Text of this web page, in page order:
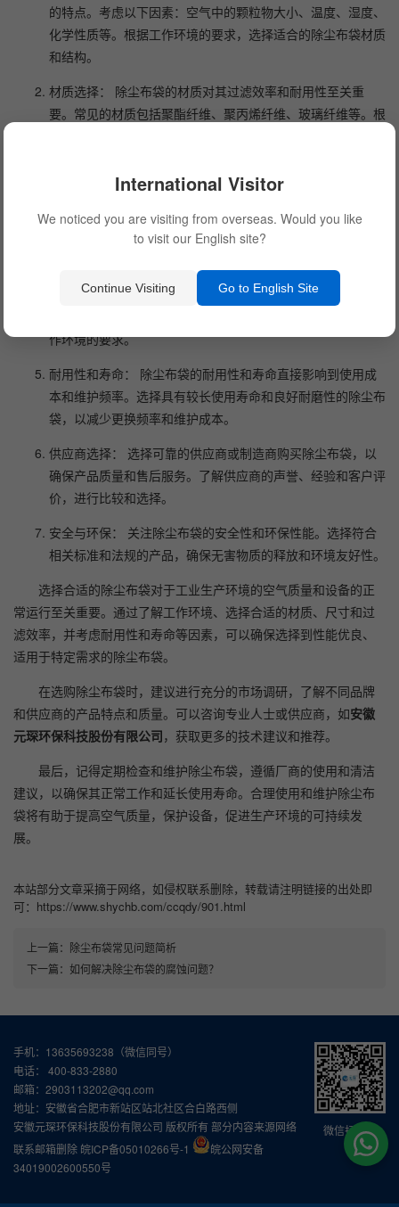
的特点。考虑以下因素：空气中的颗粒物大小、温度、湿度、
化学性质等。根据工作环境的要求，选择适合的除尘布袋材质
和结构。
材质选择： 除尘布袋的材质对其过滤效率和耐用性至关重
要。常见的材质包括聚酯纤维、聚丙烯纤维、玻璃纤维等。根
尺寸和适配： 除尘布袋的尺寸和适配性是选购过程中的重要
考虑因素。确保选择尺寸与设备的配套要求相符，同时考虑布
袋的安装和更换的便利性。
过滤效率： 根据工作环境中颗粒物的大小和要求，选择适当
的过滤效率。除尘布袋的过滤效率通常以“微米”为单位来衡
作环境的要求。
耐用性和寿命： 除尘布袋的耐用性和寿命直接影响到使用成
本和维护频率。选择具有较长使用寿命和良好耐磨性的除尘布
袋，以减少更换频率和维护成本。
供应商选择： 选择可靠的供应商或制造商购买除尘布袋，以
确保产品质量和售后服务。了解供应商的声誉、经验和客户评
价，进行比较和选择。
安全与环保： 关注除尘布袋的安全性和环保性能。选择符合
相关标准和法规的产品，确保无害物质的释放和环境友好性。
选择合适的除尘布袋对于工业生产环境的空气质量和设备的正
常运行至关重要。通过了解工作环境、选择合适的材质、尺寸和过
滤效率，并考虑耐用性和寿命等因素，可以确保选择到性能优良、
适用于特定需求的除尘布袋。
在选购除尘布袋时，建议进行充分的市场调研，了解不同品牌
和供应商的产品特点和质量。可以咨询专业人士或供应商，如安徽
元琛环保科技股份有限公司，获取更多的技术建议和推荐。
最后，记得定期检查和维护除尘布袋，遵循厂商的使用和清洁
建议，以确保其正常工作和延长使用寿命。合理使用和维护除尘布
袋将有助于提高空气质量，保护设备，促进生产环境的可持续发
展。
本站部分文章采摘于网络，如侵权联系删除，转载请注明链接的出处即
可：https://www.shychb.com/ccqdy/901.html
上一篇： 除尘布袋常见问题简析
下一篇： 如何解决除尘布袋的腐蚀问题？
微信扫一扫
手机：13635693238（微信同号）
电话： 400-833-2880
邮箱：2903113202@qq.com
地址：安徽省合肥市新站区站北社区合白路西侧
安徽元琛环保科技股份有限公司 版权所有 部分内容来源网络
联系邮箱删除 皖ICP备05010266号-1
皖公网安备
34019002600550号
International Visitor
We noticed you are visiting from overseas. Would you like
to visit our English site?
Continue Visiting Go to English Site